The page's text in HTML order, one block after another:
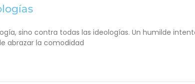
sino contra todas las ideologías. Un humilde
abrazar la comodidad